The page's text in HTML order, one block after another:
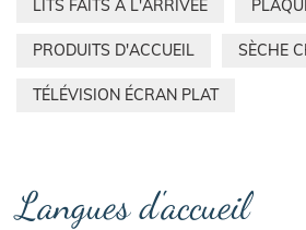
LITS FAITS À L'ARRIVÉE
PRODUITS D'ACCUEIL SÈCHE
TÉLÉVISION ÉCRAN PLAT
Langues d'accueil